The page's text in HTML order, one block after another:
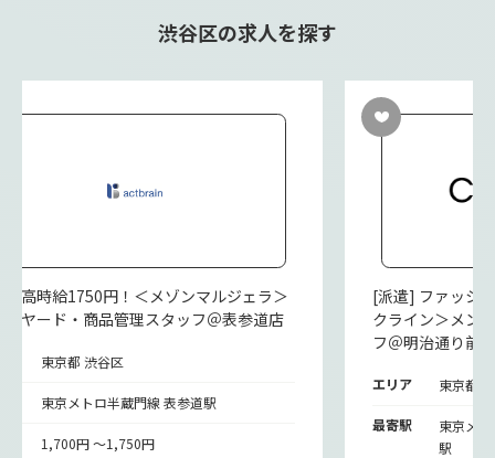
渋谷区の求人を探す
] 高時給1750円！＜メゾンマルジェラ＞
クヤード・商品管理スタッフ＠表参道店
東京都 渋谷区
東京メトロ半蔵門線 表参道駅
1,700円 ～1,750円
[派遣] ファッシ
クライン＞メン
フ＠明治通り前店
エリア 東京都
最寄駅
東京メ
駅